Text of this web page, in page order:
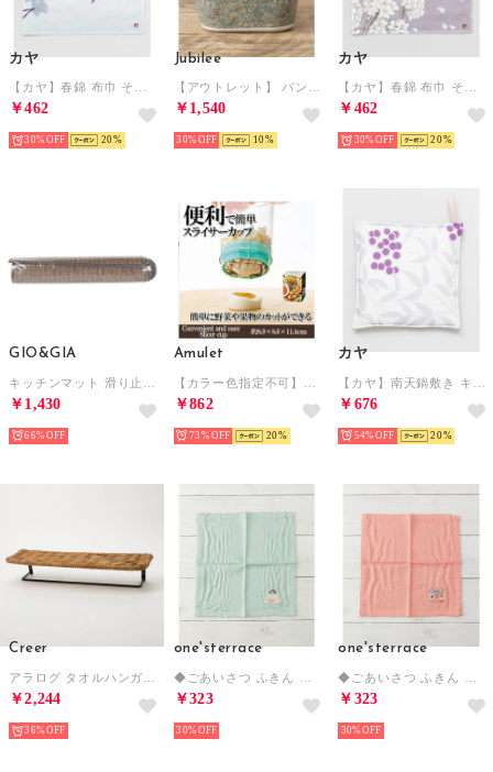
カヤ
￥462
30% 20
Jubilee
￥1,540
30% 10
カヤ
￥462
30% 20
GIO&GIA
￥1,430
66%
Amulet
￥862
73% 20
カヤ
￥676
54% 20
Creer
￥2,244
36%
one'sterrace
￥323
30%
one'sterrace
￥323
30%